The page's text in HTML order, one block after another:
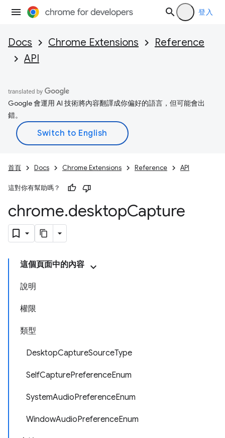
登入
Docs Chrome Extensions
Reference
API
Google 會運用 AI 技術將內容翻譯成你偏好的語言，但可能會出
錯。
首頁 Docs Chrome Extensions Reference API
這對你有幫助嗎？
chrome.desktopCapture
這個頁面中的內容
說明
權限
類型
DesktopCaptureSourceType
SelfCapturePreferenceEnum
SystemAudioPreferenceEnum
WindowAudioPreferenceEnum